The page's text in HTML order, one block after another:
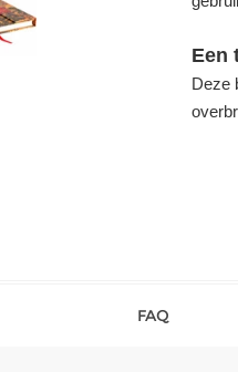
Een
Deze
FAQ